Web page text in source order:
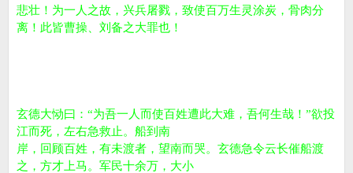
悲壮！为一人之故，兴兵屠戮，致使百万生灵涂炭，骨肉分
离！此皆曹操、刘备之大罪也！
玄德大恸曰：“为吾一人而使百姓遭此大难，吾何生哉！”欲投
江而死，左右急救止。船到南
岸，回顾百姓，有未渡者，望南而哭。玄德急令云长催船渡
之，方才上马。军民十余万，大小